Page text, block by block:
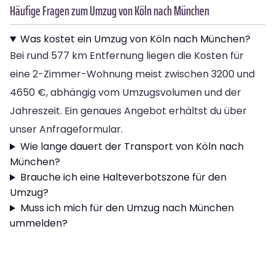
Häufige Fragen zum Umzug von Köln nach München
Was kostet ein Umzug von Köln nach München?
Bei rund 577 km Entfernung liegen die Kosten für
eine 2-Zimmer-Wohnung meist zwischen 3200 und
4650 €, abhängig vom Umzugsvolumen und der
Jahreszeit. Ein genaues Angebot erhältst du über
unser Anfrageformular.
Wie lange dauert der Transport von Köln nach
München?
Brauche ich eine Halteverbotszone für den
Umzug?
Muss ich mich für den Umzug nach München
ummelden?